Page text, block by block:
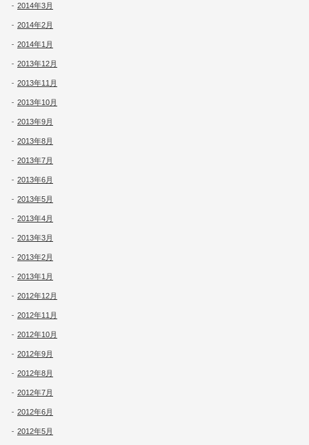
2014年3月
2014年2月
2014年1月
2013年12月
2013年11月
2013年10月
2013年9月
2013年8月
2013年7月
2013年6月
2013年5月
2013年4月
2013年3月
2013年2月
2013年1月
2012年12月
2012年11月
2012年10月
2012年9月
2012年8月
2012年7月
2012年6月
2012年5月